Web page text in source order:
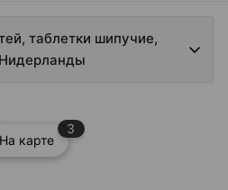
таблетки шипучие,
На карте
3